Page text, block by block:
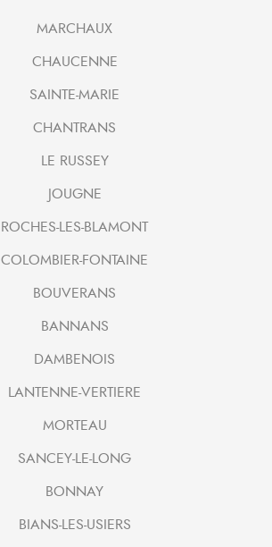
MARCHAUX
CHAUCENNE
SAINTE-MARIE
CHANTRANS
LE RUSSEY
JOUGNE
ROCHES-LES-BLAMONT
COLOMBIER-FONTAINE
BOUVERANS
BANNANS
DAMBENOIS
LANTENNE-VERTIERE
MORTEAU
SANCEY-LE-LONG
BONNAY
BIANS-LES-USIERS